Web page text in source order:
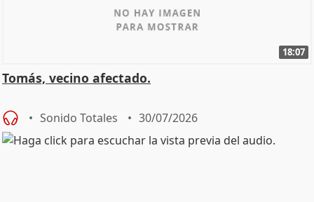
18:07
Tomás, vecino afectado.
Sonido Totales 30/07/2026